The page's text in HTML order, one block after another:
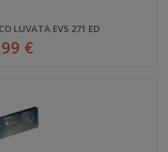
LUVATA EVS 271 ED
€